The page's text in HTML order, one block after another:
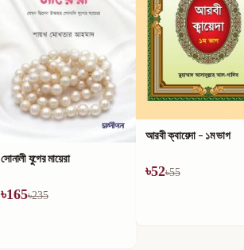
সোনালী যুগের মায়েরা
৳165৳235
আরবী ক্বায়েদা - ১ম ভাগ
৳52৳55